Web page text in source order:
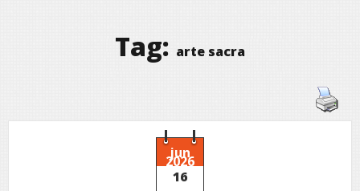
Tag: arte sacra
jun
2026
16